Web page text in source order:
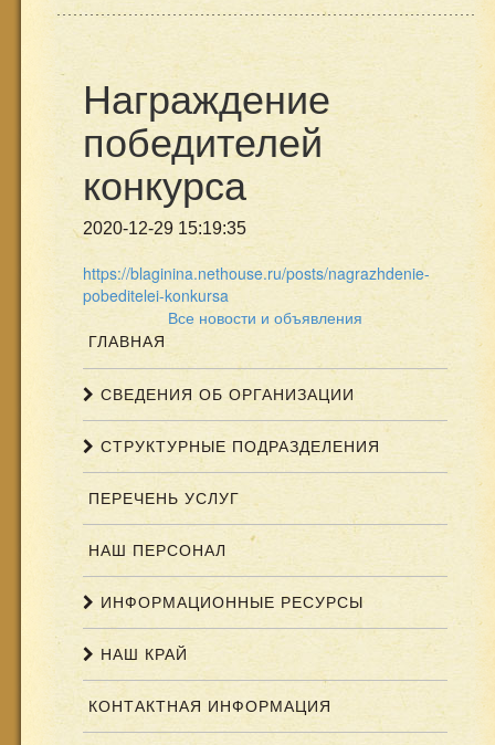
Награждение
победителей
конкурса
2020-12-29 15:19:35
https://blaginina.nethouse.ru/posts/nagrazhdenie-
pobeditelei-konkursa
Все новости и объявления
ГЛАВНАЯ
СВЕДЕНИЯ ОБ ОРГАНИЗАЦИИ
СТРУКТУРНЫЕ ПОДРАЗДЕЛЕНИЯ
ПЕРЕЧЕНЬ УСЛУГ
НАШ ПЕРСОНАЛ
ИНФОРМАЦИОННЫЕ РЕСУРСЫ
НАШ КРАЙ
КОНТАКТНАЯ ИНФОРМАЦИЯ